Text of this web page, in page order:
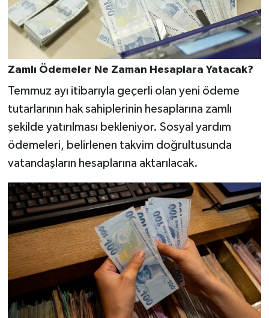
Zamlı Ödemeler Ne Zaman Hesaplara Yatacak?
Temmuz ayı itibarıyla geçerli olan yeni ödeme
tutarlarının hak sahiplerinin hesaplarına zamlı
şekilde yatırılması bekleniyor. Sosyal yardım
ödemeleri, belirlenen takvim doğrultusunda
vatandaşların hesaplarına aktarılacak.